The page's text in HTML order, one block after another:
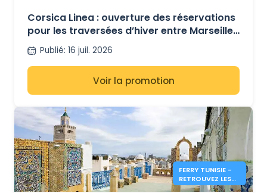
CORSICA LINEA
Corsica Linea : ouverture des réservations
pour les traversées d’hiver entre Marseille
et Tunis
Publié: 16 juil. 2026
Voir la promotion
FERRY TUNISIE -
RETROUVEZ LES
INFOS & PRIX